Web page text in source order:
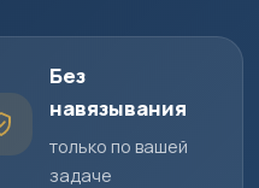
Без
навязывания
только по вашей
задаче